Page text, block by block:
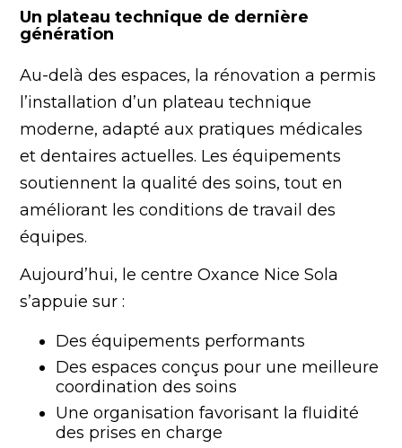
Un plateau technique de dernière
génération
Au-delà des espaces, la rénovation a permis
l’installation d’un plateau technique
moderne, adapté aux pratiques médicales
et dentaires actuelles. Les équipements
soutiennent la qualité des soins, tout en
améliorant les conditions de travail des
équipes.
Aujourd’hui, le centre Oxance Nice Sola
s’appuie sur :
Des équipements performants
Des espaces conçus pour une meilleure
coordination des soins
Une organisation favorisant la fluidité
des prises en charge